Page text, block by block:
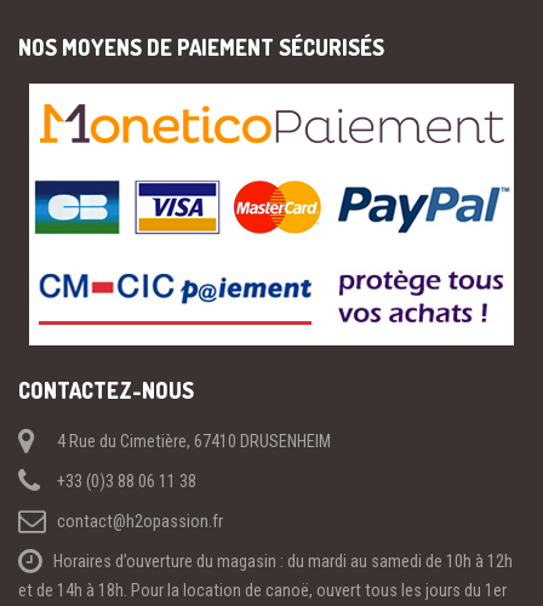
NOS MOYENS DE PAIEMENT SÉCURISÉS
CONTACTEZ-NOUS
4 Rue du Cimetière, 67410 DRUSENHEIM
+33 (0)3 88 06 11 38
contact@h2opassion.fr
Horaires d’ouverture du magasin : du mardi au samedi de 10h à 12h
et de 14h à 18h. Pour la location de canoë, ouvert tous les jours du 1er